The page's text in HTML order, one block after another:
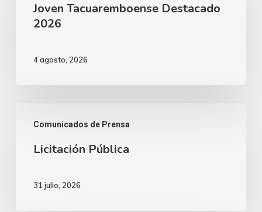
Destacado
2026
Joven Tacuaremboense Destacado
2026
4 agosto, 2026
Comunicados de Prensa
Pública
Licitación Pública
31 julio, 2026